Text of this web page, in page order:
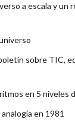
a escala y un
sobre TIC,
en 5 niveles
en 1981